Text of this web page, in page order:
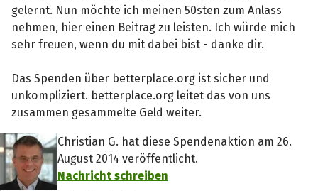
gelernt. Nun möchte ich meinen 50sten zum Anlass
nehmen, hier einen Beitrag zu leisten. Ich würde mich
sehr freuen, wenn du mit dabei bist - danke dir.
Das Spenden über betterplace.org ist sicher und
unkompliziert. betterplace.org leitet das von uns
zusammen gesammelte Geld weiter.
Christian G. hat diese Spendenaktion am 26.
August 2014 veröffentlicht.
Nachricht schreiben